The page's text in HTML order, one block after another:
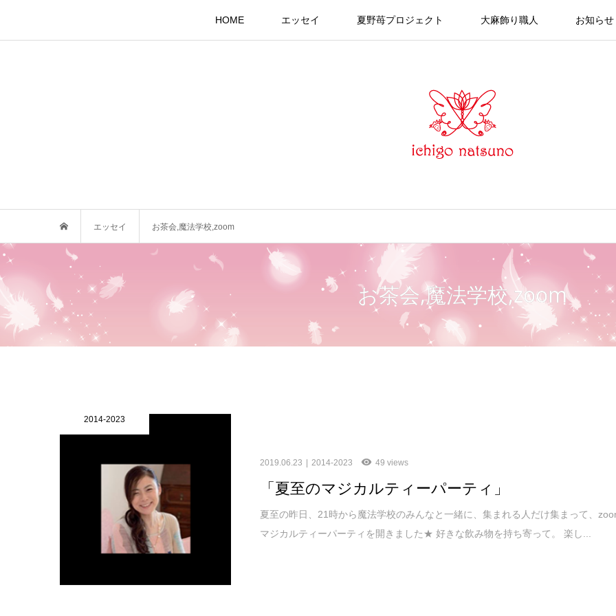
HOME エッセイ 夏野苺プロジェクト 大麻飾り職人 お知らせ
エッセイ お茶会,魔法学校,zoom
お茶会,魔法学校,zoom
2014-2023
2019.06.23 2014-2023 49 views
「夏至のマジカルティーパーティ」
夏至の昨日、21時から魔法学校のみんなと一緒に、集まれる人だけ集まって、
マジカルティーパーティを開きました★ 好きな飲み物を持ち寄って。 楽し...